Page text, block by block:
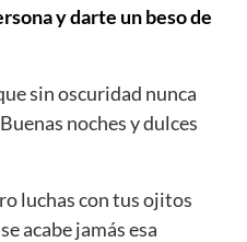
y darte un beso de
sin oscuridad nunca
noches y dulces
luchas con tus ojitos
acabe jamás esa